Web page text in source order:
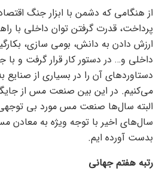
از هنگامی که دشمن با ابزار جنگ
پرداخت، قدرت گرفتن توان داخلی با
ارزش دادن به دانش، بومی سازی،
داخلی و… در دستور کار قرار گرفت و
دستاورد‌های آن را در بسیاری از
می‌کنیم. در این بین صنعت مس از
البته سال‌ها صنعت مس مورد بی توجهی
سال‌های اخیر با توجه ویژه به معادن
بدست آورده ایم.
رتبه هفتم جهانی